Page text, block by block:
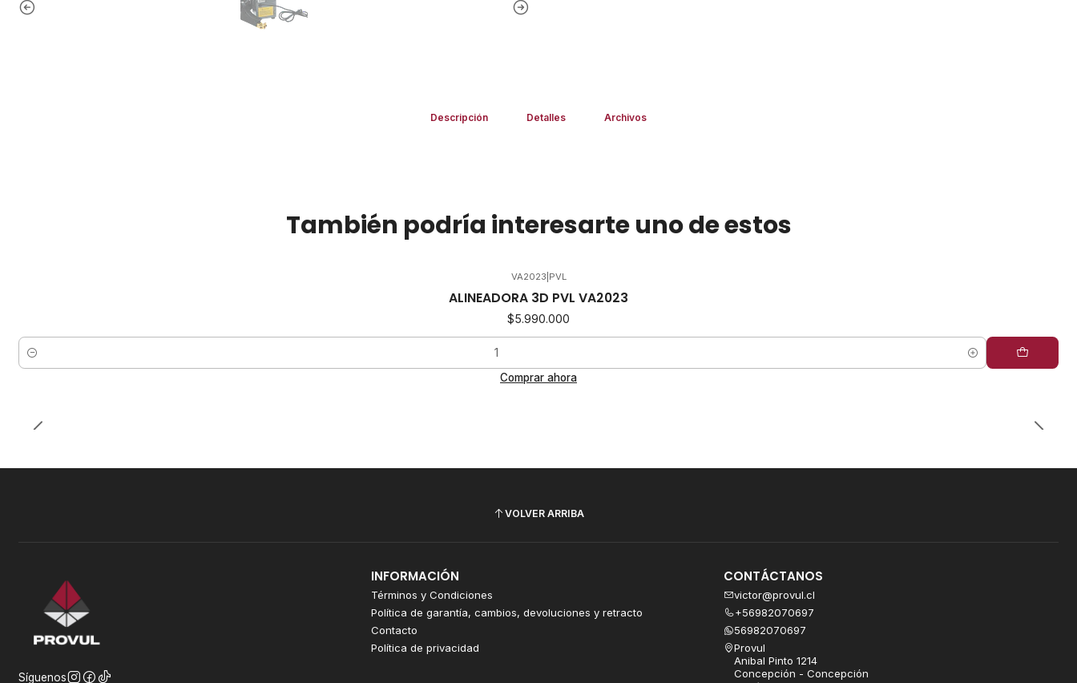
Descripción Detalles Archivos
También podría interesarte uno de estos
VA2023 PVL
ALINEADORA 3D PVL VA2023
$5.990.000
Cantidad
Comprar ahora
VOLVER ARRIBA
Síguenos
INFORMACIÓN
Términos y Condiciones
Política de garantía, cambios, devoluciones y retracto
Contacto
Política de privacidad
CONTÁCTANOS
victor@provul.cl
+56982070697
56982070697
Provul
Anibal Pinto 1214
Concepción - Concepción